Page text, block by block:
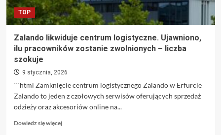
Ile
wyniosą
terminy
na
leczenie
TOP
Zalando likwiduje centrum logistyczne. Ujawniono,
ilu pracowników zostanie zwolnionych – liczba
szokuje
9 stycznia, 2026
```html Zamknięcie centrum logistycznego Zalando w Erfurcie
Zalando to jeden z czołowych serwisów oferujących sprzedaż
odzieży oraz akcesoriów online na...
Dowiedz się więcejDowiedz